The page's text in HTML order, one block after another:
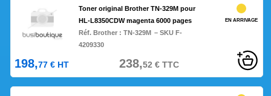
Toner original Brother TN-329M pour
HL-L8350CDW magenta 6000 pages
Réf. Brother :TN-329M – SKU F-
4209330
EN ARRIVAGE
198,77 € HT 238,52 €TTC